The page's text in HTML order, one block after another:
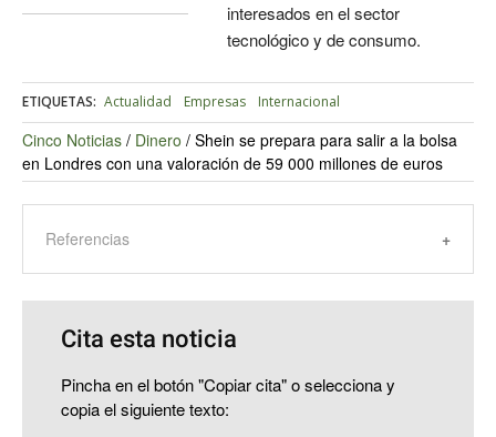
interesados en el sector
tecnológico y de consumo.
ETIQUETAS: Actualidad Empresas Internacional
Cinco Noticias / Dinero / Shein se prepara para salir a la bolsa
en Londres con una valoración de 59 000 millones de euros
Referencias
Cita esta noticia
Pincha en el botón "Copiar cita" o selecciona y
copia el siguiente texto: